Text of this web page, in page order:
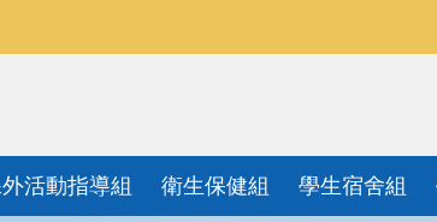
活動指導組 衛生保健組 學生宿舍組